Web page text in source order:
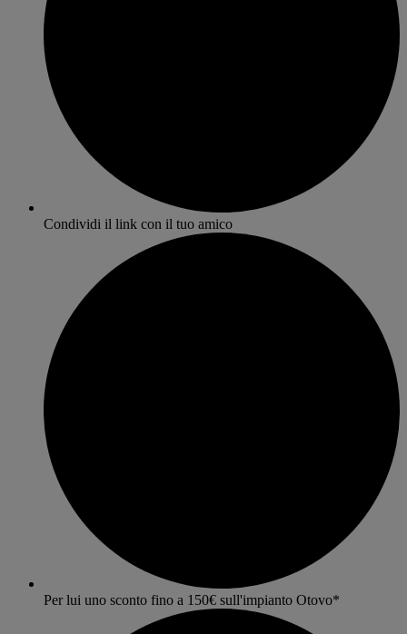
Condividi il link con il tuo amico
Per lui uno sconto fino a 150€ sull'impianto Otovo*